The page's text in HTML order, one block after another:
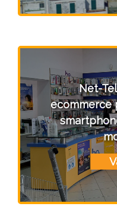
Net-
ecommerce